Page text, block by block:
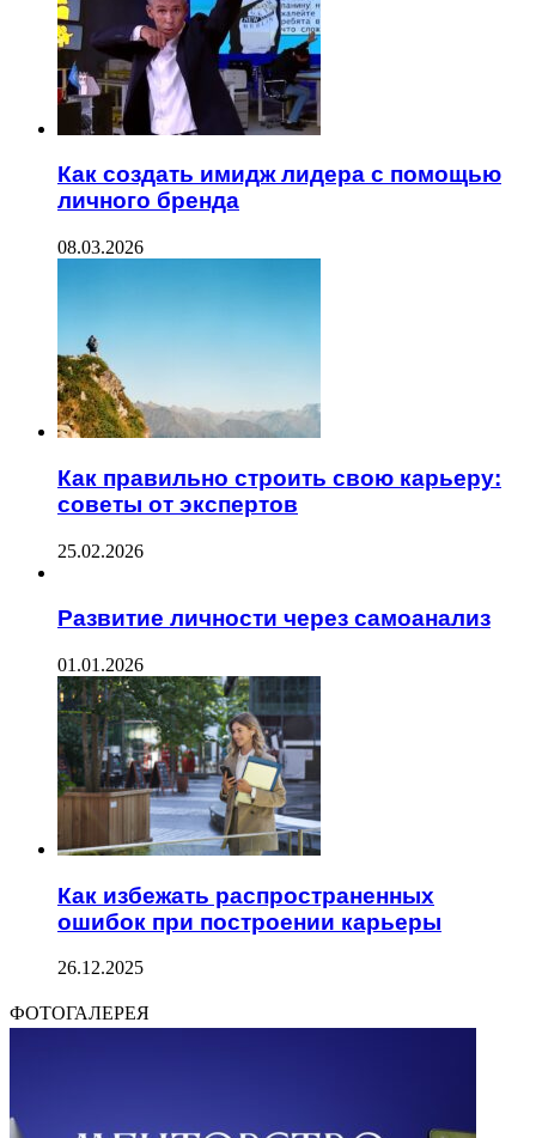
Как создать имидж лидера с помощью
личного бренда
08.03.2026
Как правильно строить свою карьеру:
советы от экспертов
25.02.2026
Развитие личности через самоанализ
01.01.2026
Как избежать распространенных
ошибок при построении карьеры
26.12.2025
ФОТОГАЛЕРЕЯ